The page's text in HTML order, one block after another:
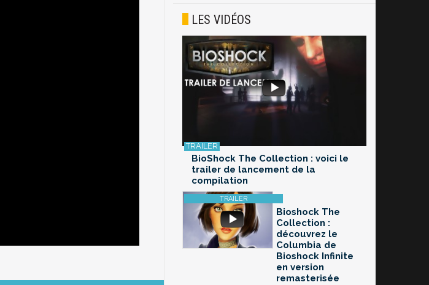
LES VIDÉOS
BioShock The Collection : voici le
trailer de lancement de la
compilation
Bioshock The
Collection :
découvrez le
Columbia de
Bioshock Infinite
en version
remasterisée